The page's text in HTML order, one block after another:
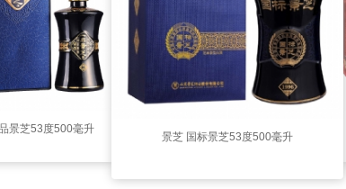
景芝53度500毫升
（新尚品）
景芝 国标景芝53度500毫升